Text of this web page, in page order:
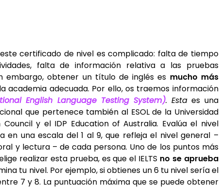
certificado de nivel es complicado: falta de tiempo
falta de información relativa a las pruebas
embargo, obtener un título de inglés es mucho más
academia adecuada. Por ello, os traemos información
English Language Testing System). Estaes una
que pertenece también al ESOL de la Universidad
y el IDP Education of Australia. Evalúa el nivel
en una escala del 1 al 9, que refleja el nivel general –
y lectura – de cada persona. Uno de los puntos más
realizar esta prueba, es que el IELTS no se aprueba
tu nivel. Por ejemplo, si obtienes un 6 tu nivel sería el
7 y 8. La puntuación máxima que se puede obtener